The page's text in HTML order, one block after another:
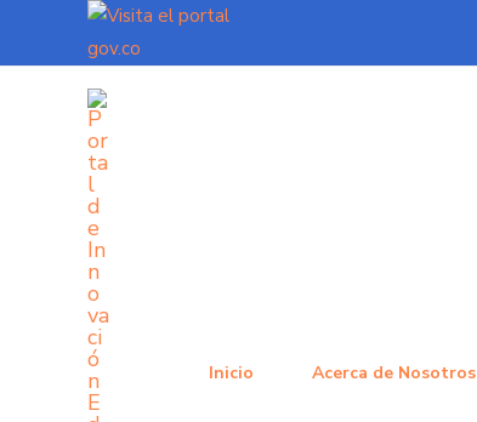
al
contenido
Inicio Acerca de Nosotros